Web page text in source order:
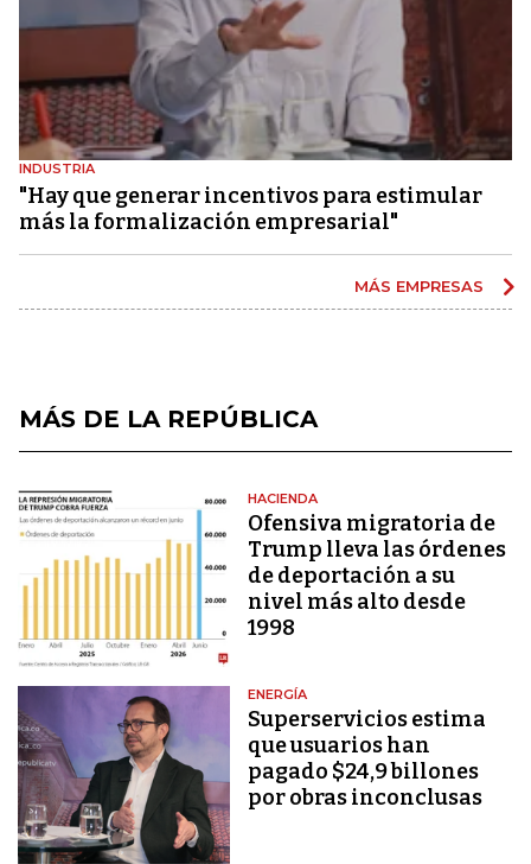
INDUSTRIA
"Hay que generar incentivos para estimular
más la formalización empresarial"
MÁS EMPRESAS
MÁS DE LA REPÚBLICA
HACIENDA
Ofensiva migratoria de
Trump lleva las órdenes
de deportación a su
nivel más alto desde
1998
ENERGÍA
Superservicios estima
que usuarios han
pagado $24,9 billones
por obras inconclusas